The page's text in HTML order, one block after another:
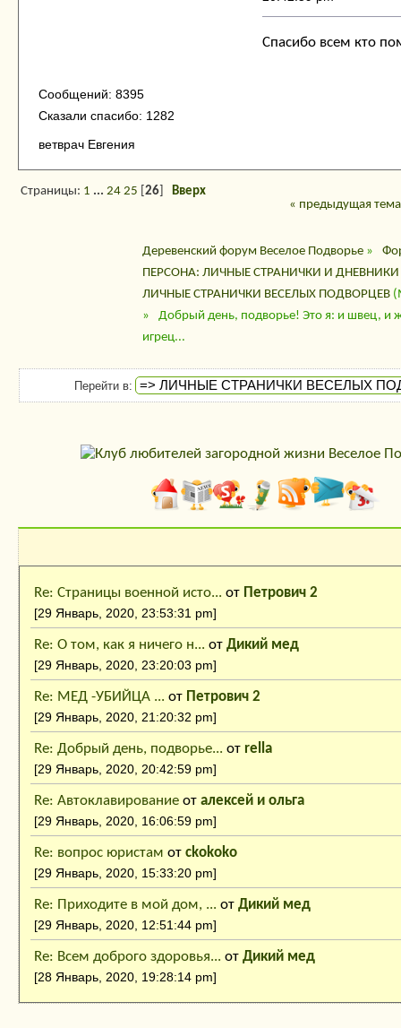
Re: Страницы военной исто... от Петрович 2
[29 Январь, 2020, 23:53:31 pm]
Re: О том, как я ничего н... от Дикий мед
[29 Январь, 2020, 23:20:03 pm]
Re: МЕД -УБИЙЦА ... от Петрович 2
[29 Январь, 2020, 21:20:32 pm]
Re: Добрый день, подворье... от rella
[29 Январь, 2020, 20:42:59 pm]
Re: Автоклавирование от алексей и ольга
[29 Январь, 2020, 16:06:59 pm]
Re: вопрос юристам от ckokoko
[29 Январь, 2020, 15:33:20 pm]
Re: Приходите в мой дом, ... от Дикий мед
[29 Январь, 2020, 12:51:44 pm]
Re: Всем доброго здоровья... от Дикий мед
[28 Январь, 2020, 19:28:14 pm]
Сообщений: 8395
Сказали спасибо: 1282
ветврач Евгения
Спасибо всем кто
Страницы: 1 ...24 25 [26 ]Вверх
« предыдущая тема
Деревенский форум Веселое Подворье»
ПЕРСОНА: ЛИЧНЫЕ СТРАНИЧКИ И ДНЕВНИКИ
ЛИЧНЫЕ СТРАНИЧКИ ВЕСЕЛЫХ ПОДВОРЦЕВ
»
Добрый день, подворье! Это я: и швец, и
игрец...
Перейти в: